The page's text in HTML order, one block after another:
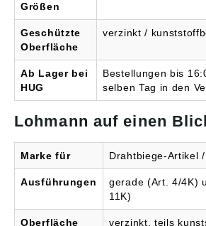
Größen
Geschützte
Oberfläche
verzinkt /
Ab Lager bei
HUG
Bestellungen bis
selben Tag in den
Lohmann auf einen
Marke für Drahtbiege-Artikel
Ausführungen
gerade (Art. 4/4K)
11K)
Oberfläche verzinkt, teils